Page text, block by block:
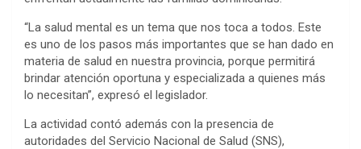
“La salud mental es un tema que nos toca a todos. Este
es uno de los pasos más importantes que se han dado en
materia de salud en nuestra provincia, porque permitirá
brindar atención oportuna y especializada a quienes más
lo necesitan”, expresó el legislador.
La actividad contó además con la presencia de
autoridades del Servicio Nacional de Salud (SNS),